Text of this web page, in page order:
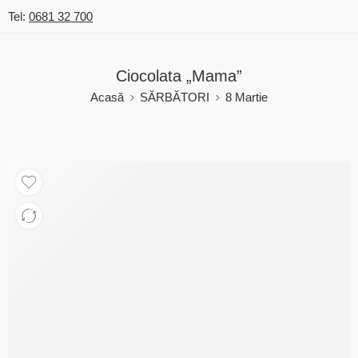
Tel: 0681 32 700
Ciocolata „Mama”
Acasă SĂRBĂTORI 8 Martie